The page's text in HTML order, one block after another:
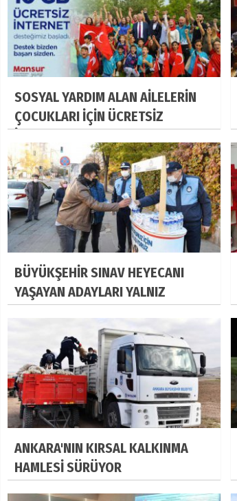
SOSYAL YARDIM ALAN AİLELERİN
ÇOCUKLARI İÇİN ÜCRETSİZ
BÜYÜKŞEHİR SINAV HEYECANI
YAŞAYAN ADAYLARI YALNIZ
ANKARA'NIN KIRSAL KALKINMA
HAMLESİ SÜRÜYOR